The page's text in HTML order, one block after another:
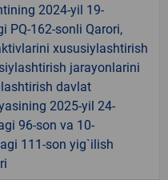
2024-yil 19-
PQ-162-sonli Qarori,
xususiylashtirish
jarayonlarini
davlat
2025-yil 24-
96-son va 10-
111-son yig`ilish